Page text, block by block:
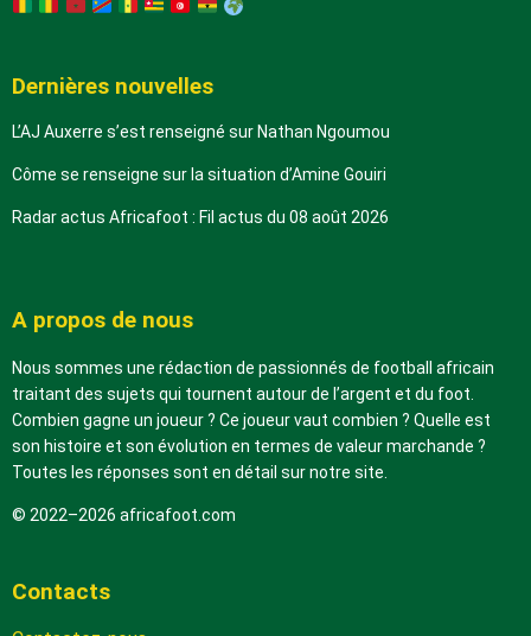
Dernières nouvelles
L’AJ Auxerre s’est renseigné sur Nathan Ngoumou
Côme se renseigne sur la situation d’Amine Gouiri
Radar actus Africafoot : Fil actus du 08 août 2026
A propos de nous
Nous sommes une rédaction de passionnés de football africain
traitant des sujets qui tournent autour de l’argent et du foot.
Combien gagne un joueur ? Ce joueur vaut combien ? Quelle est
son histoire et son évolution en termes de valeur marchande ?
Toutes les réponses sont en détail sur notre site.
© 2022–2026 africafoot.com
Contacts